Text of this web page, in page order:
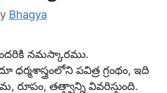
Bhagya
నమస్కారము.
పవిత్ర గ్రంథం, ఇది
రూపం, తత్త్వాన్ని వివరిస్తుంది.